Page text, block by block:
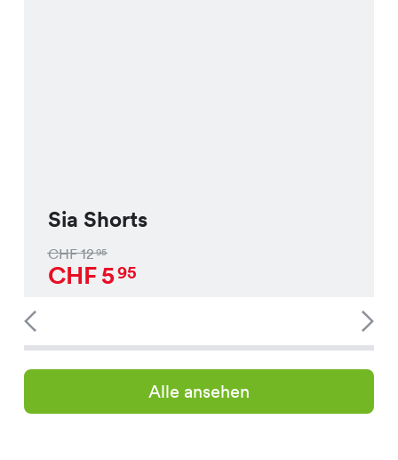
Sia Shorts
CHF1295
CHF595
Alle ansehen